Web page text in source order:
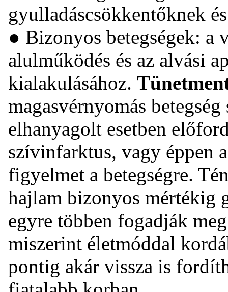
gyulladáscsökkentőknek
● Bizonyos betegségek: a
alulműködés és az alvási
kialakulásához.
magasvérnyomás
elhanyagolt esetben
szívinfarktus, vagy éppen
figyelmet a betegségre.
hajlam bizonyos mértékig
egyre többen fogadják
miszerint életmóddal
pontig akár vissza is